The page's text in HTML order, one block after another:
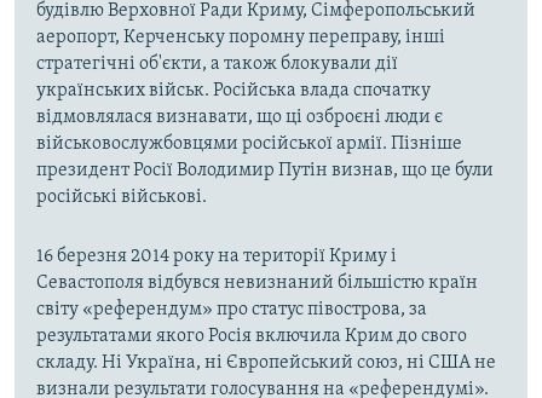
будівлю Верховної Ради Криму, Сімферопольський
аеропорт, Керченську поромну переправу, інші
стратегічні об'єкти, а також блокували дії
українських військ. Російська влада спочатку
відмовлялася визнавати, що ці озброєні люди є
військовослужбовцями російської армії. Пізніше
президент Росії Володимир Путін визнав, що це були
російські військові.
16 березня 2014 року на території Криму і
Севастополя відбувся невизнаний більшістю країн
світу «референдум» про статус півострова, за
результатами якого Росія включила Крим до свого
складу. Ні Україна, ні Європейський союз, ні США не
визнали результати голосування на «референдумі».